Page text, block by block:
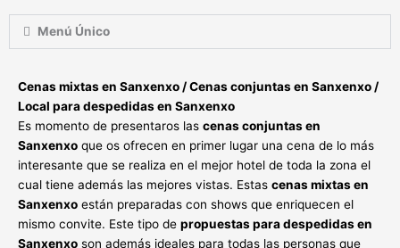
Menú Único
Cenas mixtas en Sanxenxo / Cenas conjuntas en Sanxenxo /
Local para despedidas en Sanxenxo
Es momento de presentaros las cenas conjuntas en
Sanxenxo que os ofrecen en primer lugar una cena de lo más
interesante que se realiza en el mejor hotel de toda la zona el
cual tiene además las mejores vistas. Estas cenas mixtas en
Sanxenxo están preparadas con shows que enriquecen el
mismo convite. Este tipo de propuestas para despedidas en
Sanxenxo son además ideales para todas las personas que